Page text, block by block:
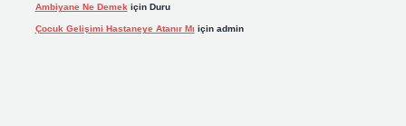
Ambiyane Ne Demek için Duru
Çocuk Gelişimi Hastaneye Atanır Mı için admin